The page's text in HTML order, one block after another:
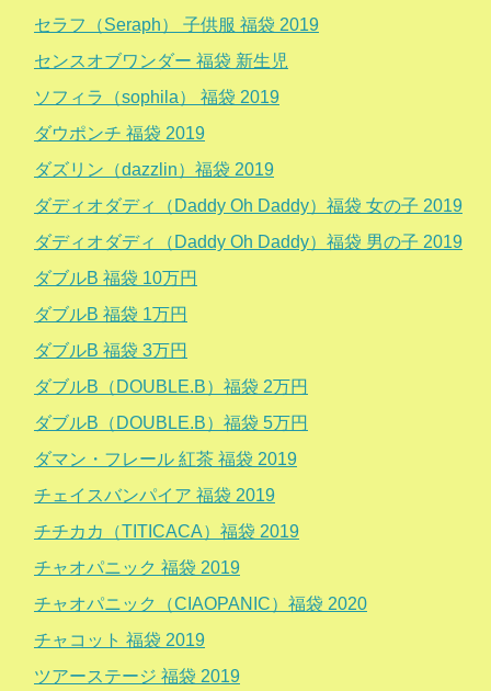
セラフ（Seraph） 子供服 福袋 2019
センスオブワンダー 福袋 新生児
ソフィラ（sophila） 福袋 2019
ダウポンチ 福袋 2019
ダズリン（dazzlin）福袋 2019
ダディオダディ（Daddy Oh Daddy）福袋 女の子 2019
ダディオダディ（Daddy Oh Daddy）福袋 男の子 2019
ダブルB 福袋 10万円
ダブルB 福袋 1万円
ダブルB 福袋 3万円
ダブルB（DOUBLE.B）福袋 2万円
ダブルB（DOUBLE.B）福袋 5万円
ダマン・フレール 紅茶 福袋 2019
チェイスバンパイア 福袋 2019
チチカカ（TITICACA）福袋 2019
チャオパニック 福袋 2019
チャオパニック（CIAOPANIC）福袋 2020
チャコット 福袋 2019
ツアーステージ 福袋 2019